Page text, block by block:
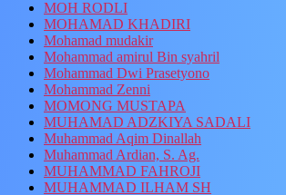
MOH RODLI
MOHAMAD KHADIRI
Mohamad mudakir
Mohammad amirul Bin syahril
Mohammad Dwi Prasetyono
Mohammad Zenni
MOMONG MUSTAPA
MUHAMAD ADZKIYA SADALI
Muhammad Aqim Dinallah
Muhammad Ardian, S. Ag.
MUHAMMAD FAHROJI
MUHAMMAD ILHAM SH